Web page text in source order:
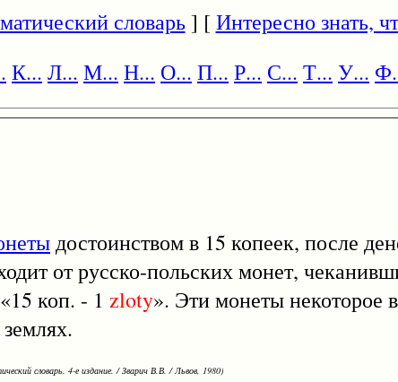
словарь] [Интересно знать,
К... Л... М... Н... О... П... Р... С... Т... У...
достоинством в 15 копеек, после
от русско-польских монет,
коп. - 1 zloty». Эти монеты некоторое
словарь. 4-е издание. / Зварич В.В. / Львов, 1980)